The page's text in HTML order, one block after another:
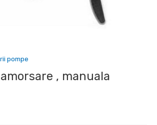
pompe
, manuala